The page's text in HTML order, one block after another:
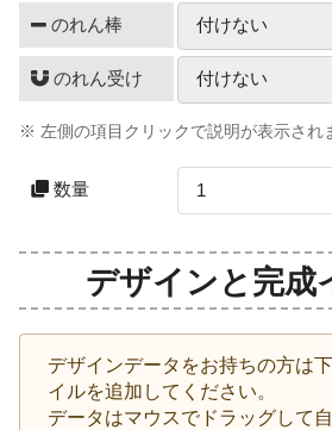
のれん棒 付けない
のれん受け 付けない
※ 左側の項目クリックで説明が表示され
数量 1
デザインと完成
デザインデータをお持ちの方は
イルを追加してください。
データはマウスでドラッグして